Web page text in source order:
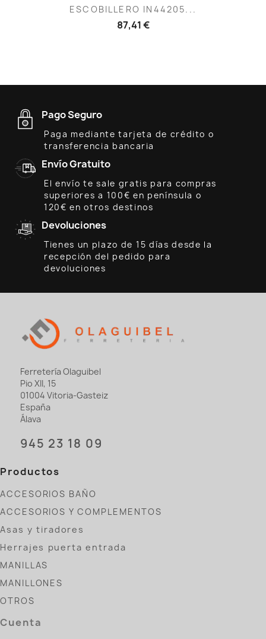
ESCOBILLERO IN44205...
87,41 €
Pago Seguro
Paga mediante tarjeta de crédito o
transferencia bancaria
Envío Gratuito
El envío te sale gratis para compras
superiores a 100€ en península o
120€ en otros destinos
Devoluciones
Tienes un plazo de 15 días desde la
recepción del pedido para
devoluciones
Ferretería Olaguibel
Pio XII, 15
01004 Vitoria-Gasteiz
España
Álava
945 23 18 09
Productos
ACCESORIOS BAÑO
ACCESORIOS Y COMPLEMENTOS
Asas y tiradores
Herrajes puerta entrada
MANILLAS
MANILLONES
OTROS
Cuenta